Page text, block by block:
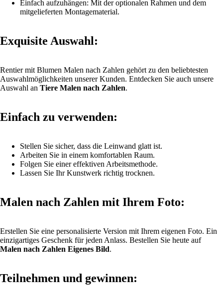
Einfach aufzuhängen: Mit der optionalen Rahmen und dem
mitgelieferten Montagematerial.
Exquisite Auswahl:
Rentier mit Blumen Malen nach Zahlen gehört zu den beliebtesten
Auswahlmöglichkeiten unserer Kunden. Entdecken Sie auch unsere
Auswahl an Tiere Malen nach Zahlen.
Einfach zu verwenden:
Stellen Sie sicher, dass die Leinwand glatt ist.
Arbeiten Sie in einem komfortablen Raum.
Folgen Sie einer effektiven Arbeitsmethode.
Lassen Sie Ihr Kunstwerk richtig trocknen.
Malen nach Zahlen mit Ihrem Foto:
Erstellen Sie eine personalisierte Version mit Ihrem eigenen Foto. Ein
einzigartiges Geschenk für jeden Anlass. Bestellen Sie heute auf
Malen nach Zahlen Eigenes Bild.
Teilnehmen und gewinnen: